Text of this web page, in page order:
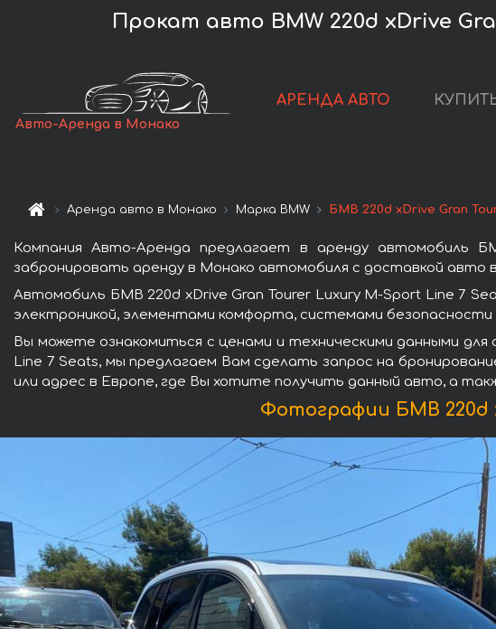
Прокат авто BMW 220d xDrive
Авто-Аренда в Монако
АРЕНДА АВТО
Аренда авто в Монако Марка BMW БМВ 220d xDrive Gran
Компания Авто-Аренда предлагает в аренду автомобиль
забронировать аренду в Монако автомобиля с доставкой авто
Автомобиль БМВ 220d xDrive Gran Tourer Luxury M-Sport Line 7
электроникой, элементами комфорта, системами безопасности
Вы можете ознакомиться с ценами и техническими данными
Line 7 Seats, мы предлагаем Вам сделать запрос на
или адрес в Европе, где Вы хотите получить данный авто, а
Фотографии БМВ 220d